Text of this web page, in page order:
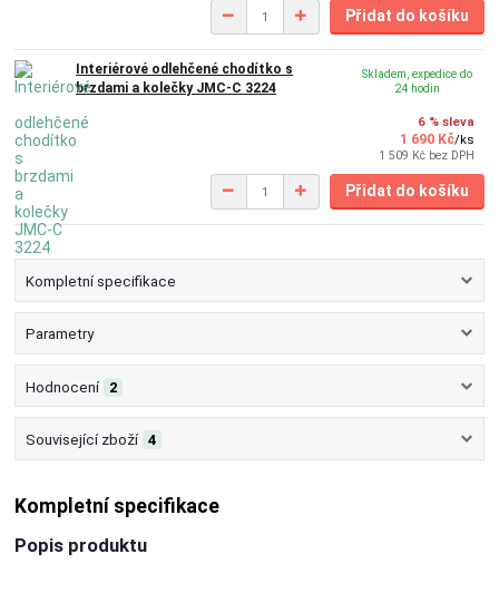
Přidat do košíku
Interiérové ​​odlehčené chodítko s
brzdami a kolečky JMC-C 3224
6 % sleva
1 690 Kč/ks
1 509 Kč bez DPH
Skladem, expedice do
24 hodin
Přidat do košíku
Kompletní specifikace
Parametry
Hodnocení 2
Související zboží 4
Kompletní specifikace
Popis produktu